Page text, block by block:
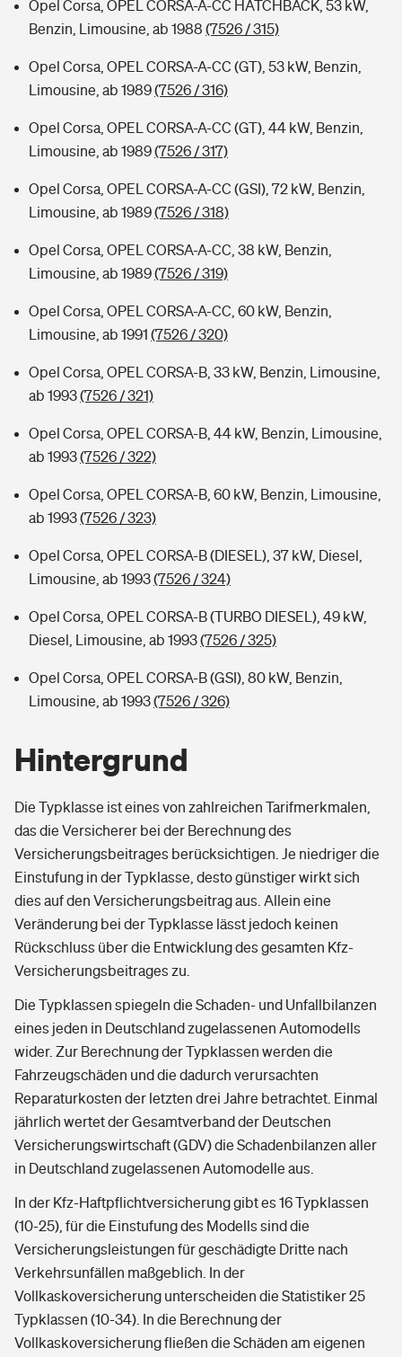
Opel Corsa, OPEL CORSA-A-CC HATCHBACK, 53 kW,
Benzin, Limousine, ab 1988 (7526 / 315)
Opel Corsa, OPEL CORSA-A-CC (GT), 53 kW, Benzin,
Limousine, ab 1989(7526 / 316)
Opel Corsa, OPEL CORSA-A-CC (GT), 44 kW, Benzin,
Limousine, ab 1989(7526 / 317)
Opel Corsa, OPEL CORSA-A-CC (GSI), 72 kW, Benzin,
Limousine, ab 1989(7526 / 318)
Opel Corsa, OPEL CORSA-A-CC, 38 kW, Benzin,
Limousine, ab 1989(7526 / 319)
Opel Corsa, OPEL CORSA-A-CC, 60 kW, Benzin,
Limousine, ab 1991 (7526 / 320)
Opel Corsa, OPEL CORSA-B, 33 kW, Benzin, Limousine,
ab 1993(7526 / 321)
Opel Corsa, OPEL CORSA-B, 44 kW, Benzin, Limousine,
ab 1993(7526 / 322)
Opel Corsa, OPEL CORSA-B, 60 kW, Benzin, Limousine,
ab 1993(7526 / 323)
Opel Corsa, OPEL CORSA-B (DIESEL), 37 kW, Diesel,
Limousine, ab 1993(7526 / 324)
Opel Corsa, OPEL CORSA-B (TURBO DIESEL), 49 kW,
Diesel, Limousine, ab 1993(7526 / 325)
Opel Corsa, OPEL CORSA-B (GSI), 80 kW, Benzin,
Limousine, ab 1993(7526 / 326)
Hintergrund
Die Typklasse ist eines von zahlreichen Tarifmerkmalen,
das die Versicherer bei der Berechnung des
Versicherungsbeitrages berücksichtigen. Je niedriger die
Einstufung in der Typklasse, desto günstiger wirkt sich
dies auf den Versicherungsbeitrag aus. Allein eine
Veränderung bei der Typklasse lässt jedoch keinen
Rückschluss über die Entwicklung des gesamten Kfz-
Versicherungsbeitrages zu.
Die Typklassen spiegeln die Schaden- und Unfallbilanzen
eines jeden in Deutschland zugelassenen Automodells
wider. Zur Berechnung der Typklassen werden die
Fahrzeugschäden und die dadurch verursachten
Reparaturkosten der letzten drei Jahre betrachtet. Einmal
jährlich wertet der Gesamtverband der Deutschen
Versicherungswirtschaft (GDV) die Schadenbilanzen aller
in Deutschland zugelassenen Automodelle aus.
In der Kfz-Haftpflichtversicherung gibt es 16 Typklassen
(10-25), für die Einstufung des Modells sind die
Versicherungsleistungen für geschädigte Dritte nach
Verkehrsunfällen maßgeblich. In der
Vollkaskoversicherung unterscheiden die Statistiker 25
Typklassen (10-34). In die Berechnung der
Vollkaskoversicherung fließen die Schäden am eigenen